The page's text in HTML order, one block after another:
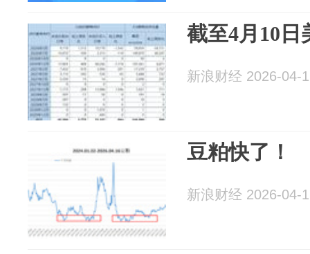
截至4月10
新浪财经 2026-04-
豆粕快了！
新浪财经 2026-04-